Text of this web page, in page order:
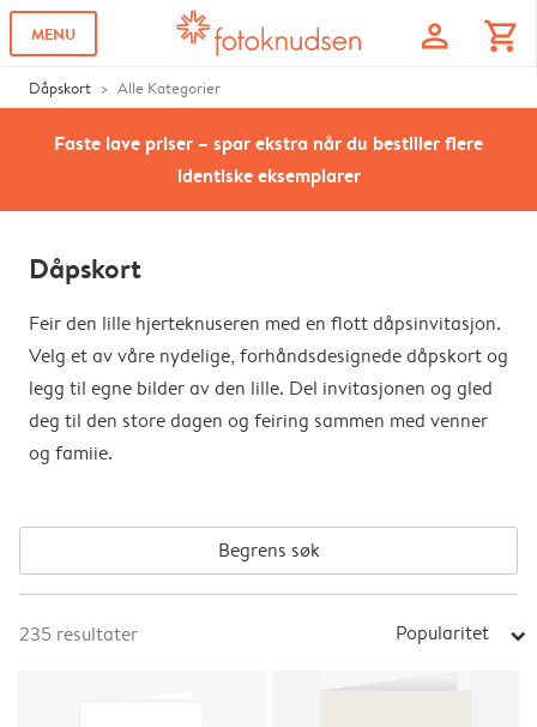
MENU profile shopping_cart
Dåpskort Alle Kategorier
Faste lave priser – spar ekstra når du bestiller flere
identiske eksemplarer
Dåpskort
Feir den lille hjerteknuseren med en flott dåpsinvitasjon.
Velg et av våre nydelige, forhåndsdesignede dåpskort og
legg til egne bilder av den lille. Del invitasjonen og gled
deg til den store dagen og feiring sammen med venner
og famiie.
Begrens søk
235 resultater Popularitet arrow_right